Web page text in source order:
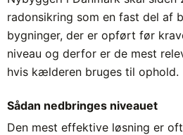
radonsikring som en fast del af
bygninger, der er opført før
niveau og derfor er de mest
hvis kælderen bruges til ophold.
Sådan nedbringes niveauet
Den mest effektive løsning er